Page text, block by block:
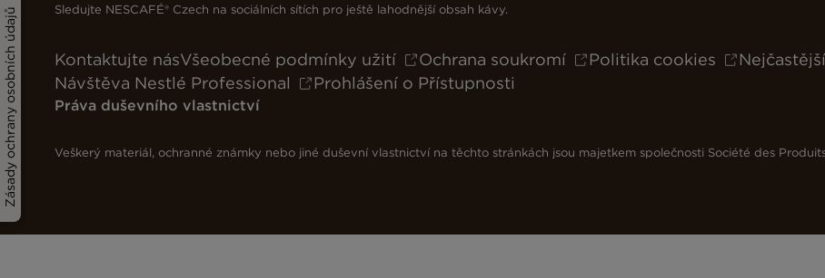
Zásady ochrany osobních údajů Sledujte NESCAFÉ® Czech na sociálních sítích pro ještě lahodnější obsah kávy.
Kontaktujte násVšeobecné podmínky užití Ochrana soukromí Politika cookies
Návštěva Nestlé Professional
Prohlášení o Přístupnosti
Práva duševního vlastnictví
Veškerý materiál, ochranné známky nebo jiné duševní vlastnictví na těchto stránkách jsou majetkem společnosti Société des